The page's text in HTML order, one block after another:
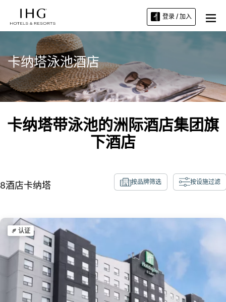
登录 / 加入
卡纳塔泳池酒店
卡纳塔带泳池的洲际酒店集团旗
下酒店
8酒店卡纳塔 按品牌筛选 按设施过滤
认证